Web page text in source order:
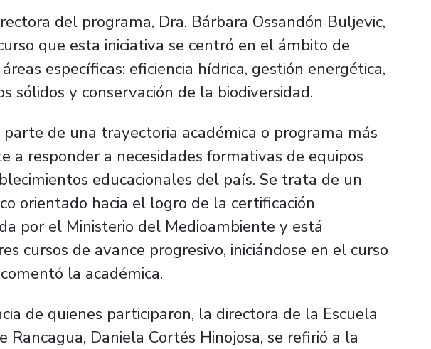
del programa, Dra. Bárbara Ossandón Buljevic,
que esta iniciativa se centró en el ámbito de
específicas: eficiencia hídrica, gestión energética,
sólidos y conservación de la biodiversidad.
parte de una trayectoria académica o programa más
a responder a necesidades formativas de equipos
educacionales del país. Se trata de un
orientado hacia el logro de la certificación
por el Ministerio del Medioambiente y está
cursos de avance progresivo, iniciándose en el curso
la académica.
de quienes participaron, la directora de la Escuela
Rancagua, Daniela Cortés Hinojosa, se refirió a la